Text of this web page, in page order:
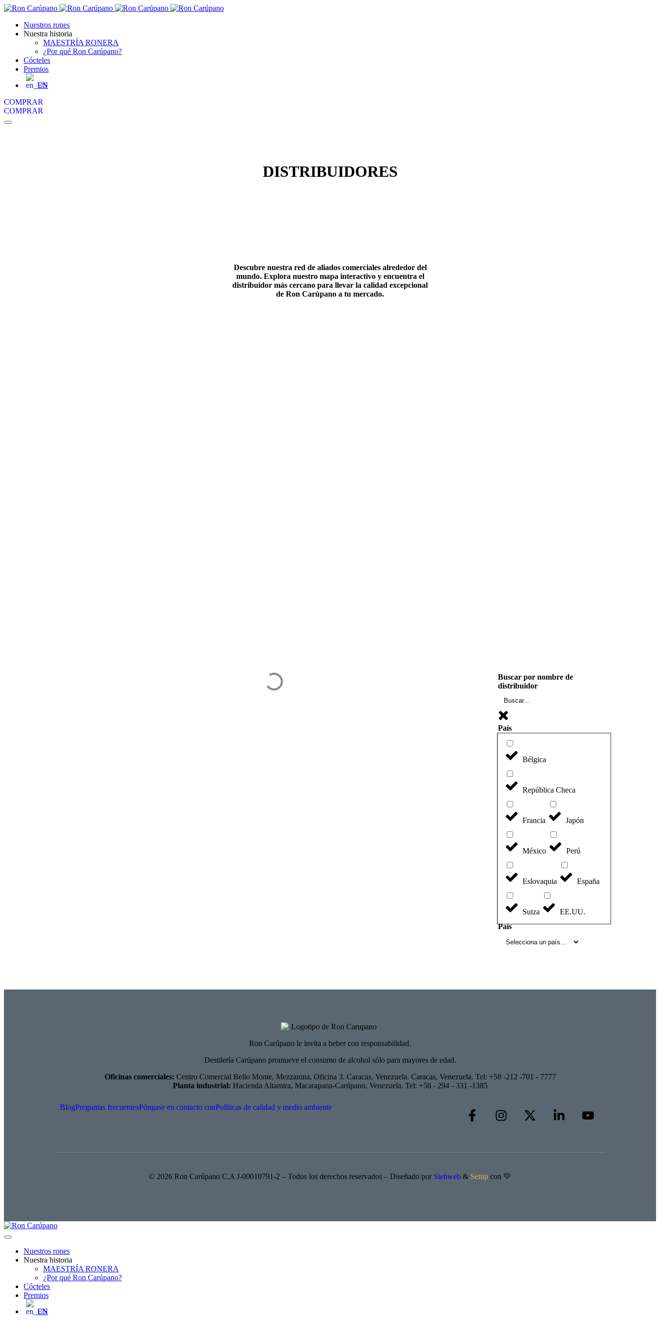
Nuestros rones
Nuestra historia
MAESTRÍA RONERA
¿Por qué Ron Carúpano?
Cócteles
Premios
EN
COMPRAR
COMPRAR
DISTRIBUIDORES
Descubre nuestra red de aliados comerciales alrededor del
mundo. Explora nuestro mapa interactivo y encuentra el
distribuidor más cercano para llevar la calidad excepcional
de Ron Carúpano a tu mercado.
Buscar por nombre de
distribuidor
País
Bélgica
República Checa
Francia Japón
México Perú
Eslovaquia España
Suiza
EE.UU.
País
Ron Carúpano le invita a beber con responsabilidad.
Destilería Carúpano promueve el consumo de alcohol sólo para mayores de edad.
Oficinas comerciales: Centro Comercial Bello Monte, Mezzanina, Oficina 3. Caracas, Venezuela. Caracas, Venezuela. Tel: +58 -212 -701 - 7777
Planta industrial: Hacienda Altamira, Macarapana-Carúpano, Venezuela. Tel: +58 - 294 - 331 -1385
BlogPreguntas frecuentesPóngase en contacto conPolíticas de calidad y medio ambiente
© 2026 Ron Carúpano C.A J-00010791-2 – Todos los derechos reservados – Diseñado por Siebweb & Setup con 💛
Nuestros rones
Nuestra historia
MAESTRÍA RONERA
¿Por qué Ron Carúpano?
Cócteles
Premios
EN